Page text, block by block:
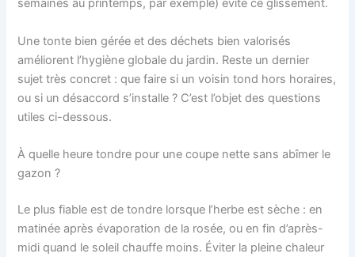
semaines au printemps, par exemple) évite ce glissement.
Une tonte bien gérée et des déchets bien valorisés
améliorent l’hygiène globale du jardin. Reste un dernier
sujet très concret : que faire si un voisin tond hors horaires,
ou si un désaccord s’installe ? C’est l’objet des questions
utiles ci-dessous.
À quelle heure tondre pour une coupe nette sans abîmer le
gazon ?
Le plus fiable est de tondre lorsque l’herbe est sèche : en
matinée après évaporation de la rosée, ou en fin d’après-
midi quand le soleil chauffe moins. Éviter la pleine chaleur